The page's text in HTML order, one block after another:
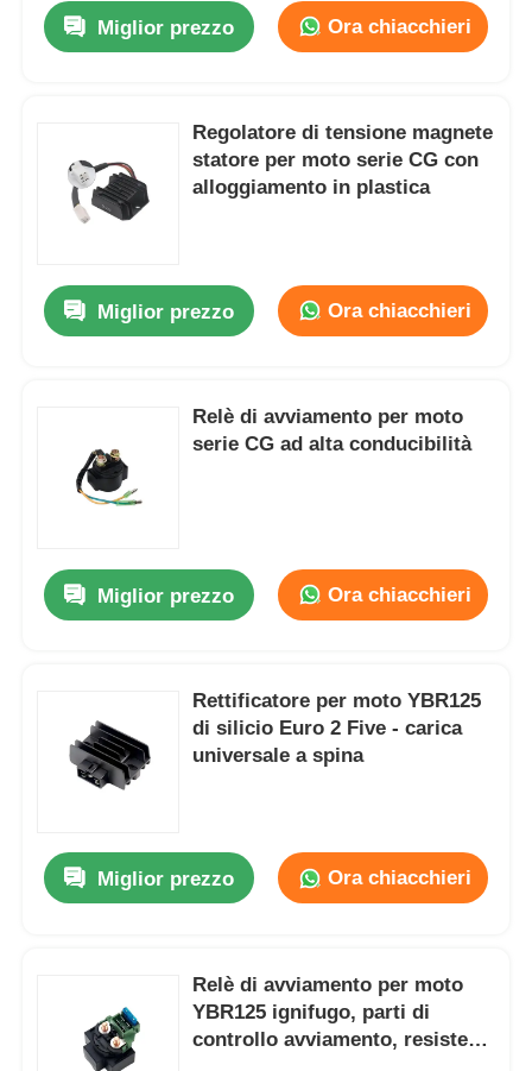
Prodotti
Fatory Tour
Contattaci
Parti del motore del motociclo
componenti elettrici per motocicli
Parti di modifica per motocicli
Miglior prezzo Ora chiacchieri
Regolatore di tensione magnete
statore per moto serie CG con
alloggiamento in plastica
Miglior prezzo Ora chiacchieri
Relè di avviamento per moto
serie CG ad alta conducibilità
Miglior prezzo Ora chiacchieri
Rettificatore per moto YBR125
di silicio Euro 2 Five - carica
universale a spina
Miglior prezzo Ora chiacchieri
Relè di avviamento per moto
YBR125 ignifugo, parti di
controllo avviamento, resistenti